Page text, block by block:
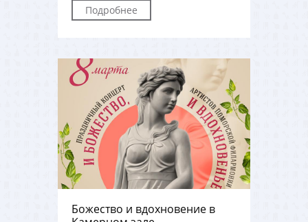
Подробнее
Божество и вдохновение в